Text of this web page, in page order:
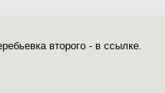
второго - в ссылке.